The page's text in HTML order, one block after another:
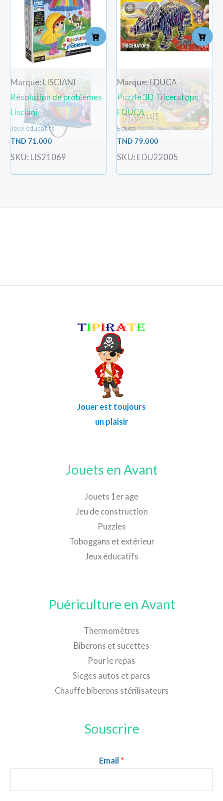
Marque: LISCIANI
Résolution de problèmes
Lisciani
Jeux éducatifs
TND 71.000
SKU: LIS21069
Marque: EDUCA
Puzzle 3D Triceratops
EDUCA
Educa
TND 79.000
SKU: EDU22005
Jouer est toujours
un plaisir
Jouets en Avant
Jouets 1er age
Jeu de construction
Puzzles
Toboggans et extérieur
Jeux éducatifs
Puériculture en Avant
Thermomètres
Biberons et sucettes
Pour le repas
Sieges autos et parcs
Chauffe biberons stérilisateurs
Souscrire
Email *